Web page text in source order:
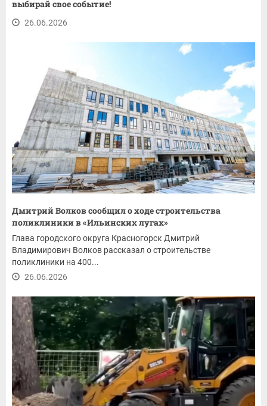
выбирай свое событие!
26.06.2026
Дмитрий Волков сообщил о ходе строительства
поликлиники в «Ильинских лугах»
Глава городского округа Красногорск Дмитрий
Владимирович Волков рассказал о строительстве
поликлиники на 400...
26.06.2026